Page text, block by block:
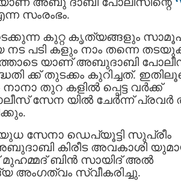
സംരംഭം.
കുറ്റ കൃത്യങ്ങളും
പടി കളും നാം തന്നെ
യാണ് അബുദാബി
ക്ക് തുടക്കം കുറിച്ചത്.
തുറ കളിൽ പ്പെട്ട വർക്ക്
സേന യിൽ ചേർന്ന് പ്രവർ
സേനാ ഡെപ്യൂട്ടി സുപ്രീം
കിരീട അവകാശി
ബിന്‍ സായിദ് അല്‍
അംഗത്വം സ്വീകരിച്ചു.